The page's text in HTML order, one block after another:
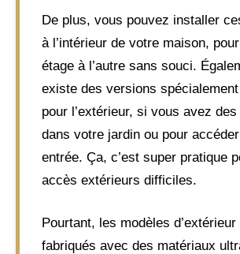
De plus, vous pouvez installer
à l’intérieur de votre maison,
étage à l’autre sans souci.
existe des versions
pour l’extérieur, si vous avez
dans votre jardin ou pour
entrée. Ça, c’est super pratique
accès extérieurs difficiles.
Pourtant, les modèles d’extérieur
fabriqués avec des matériaux